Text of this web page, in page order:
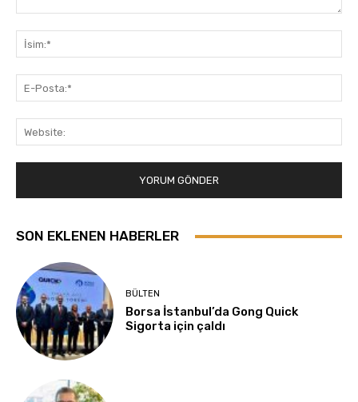
SON EKLENEN HABERLER
BÜLTEN
Borsa İstanbul’da Gong Quick
Sigorta için çaldı